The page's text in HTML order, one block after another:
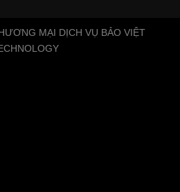
MẠI DỊCH VỤ BẢO VIỆT